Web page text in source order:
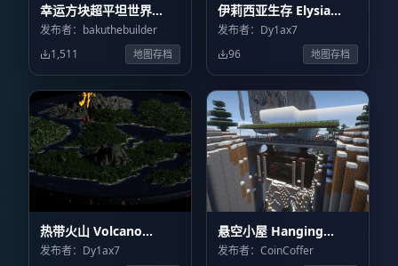
幸运方块超平坦世界
Lucky Block Super Flat
发布者：bakuthebuilder
1,511
地图存档
伊莉西亚生存 Elysia
Survival
发布者：Dy1ax7
96
地图存档
热带火山 Volcano
Tropical
发布者：Dy1ax7
悬空小屋 Hanging
House
发布者：CoinCoffer